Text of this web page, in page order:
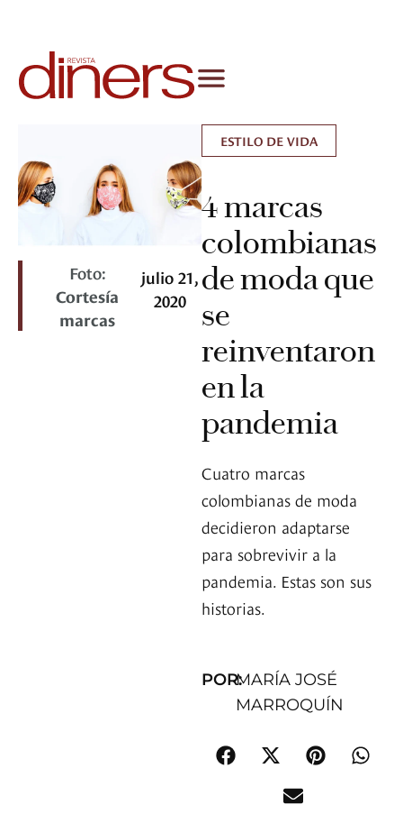
Foto:
Cortesía
marcas
julio 21,
2020
ESTILO DE VIDA
4 marcas
colombianas
de moda que
se
reinventaron
en la
pandemia
Cuatro marcas
colombianas de moda
decidieron adaptarse
para sobrevivir a la
pandemia. Estas son sus
historias.
POR:MARÍA JOSÉ
MARROQUÍN